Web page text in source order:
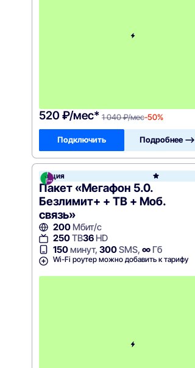
520 ₽/мес* 1 040 ₽/мес-50%
Подключить Подробнее —>
Акция
Пакет «Мегафон 5.0.
Безлимит+ + ТВ + Моб.
связь»
200Мбит/с
250ТВ36HD
150минут, 300SMS, ∞Гб
Wi-Fi роутер можно добавить к тарифу